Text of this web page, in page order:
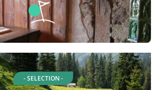
- SELECTION -